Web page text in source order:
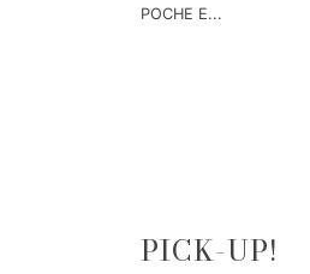
POCHE E...
PICK-UP!